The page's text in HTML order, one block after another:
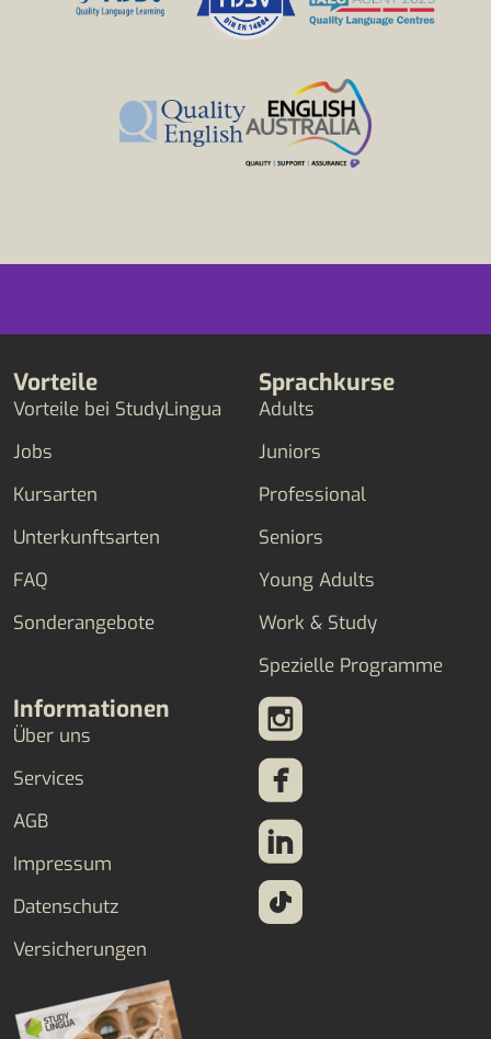
Vorteile
Vorteile bei StudyLingua
Jobs
Kursarten
Unterkunftsarten
FAQ
Sonderangebote
Sprachkurse
Adults
Juniors
Professional
Seniors
Young Adults
Work & Study
Spezielle Programme
Informationen
Über uns
Services
AGB
Impressum
Datenschutz
Versicherungen